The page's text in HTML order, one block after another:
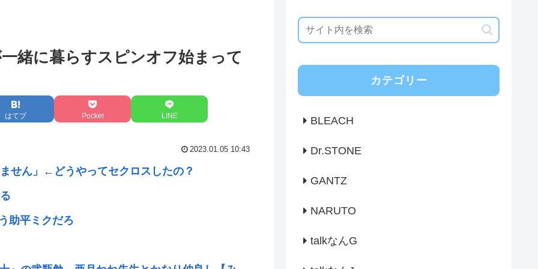
緒に暮らすスピンオフ始まって
はてブ Pocket LINE
2023.01.05 10:43
せん」←どうやってセクロスしたの？
助平ミクだろ
カテゴリー
BLEACH
Dr.STONE
GANTZ
NARUTO
talkなんG